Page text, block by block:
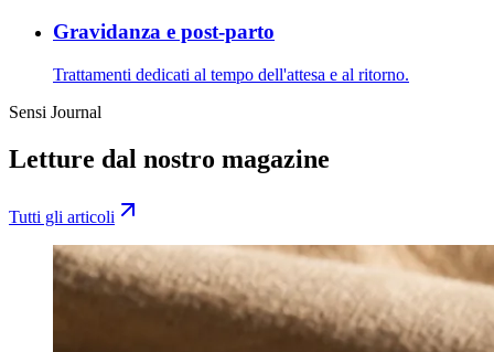
Gravidanza e post-parto
Trattamenti dedicati al tempo dell'attesa e al ritorno.
Sensi Journal
Letture dal nostro magazine
Tutti gli articoli